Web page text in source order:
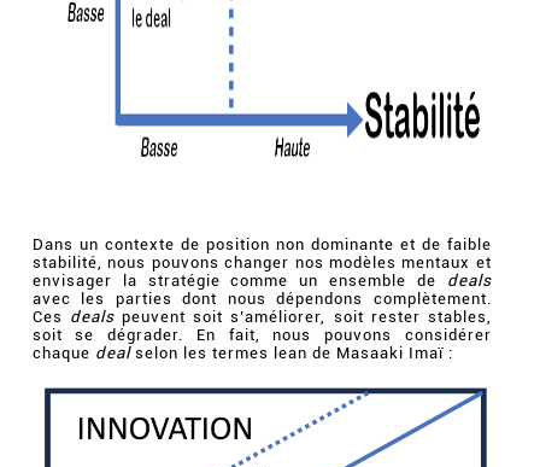
Dans un contexte de position non dominante et de faible
stabilité, nous pouvons changer nos modèles mentaux et
envisager la stratégie comme un ensemble de deals
avec les parties dont nous dépendons complètement.
Ces dealspeuvent soit s’améliorer, soit rester stables,
soit se dégrader. En fait, nous pouvons considérer
chaque dealselon les termes lean de Masaaki Imaï :